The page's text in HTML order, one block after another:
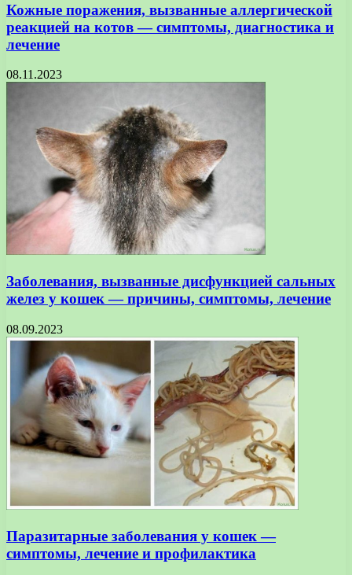
Кожные поражения, вызванные аллергической
реакцией на котов — симптомы, диагностика и
лечение
08.11.2023
Заболевания, вызванные дисфункцией сальных
желез у кошек — причины, симптомы, лечение
08.09.2023
Паразитарные заболевания у кошек —
симптомы, лечение и профилактика